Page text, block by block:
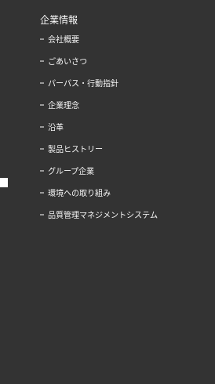
企業情報
会社概要
ごあいさつ
パーパス・行動指針
企業理念
沿革
製品ヒストリー
グループ企業
環境への取り組み
品質管理マネジメントシステム